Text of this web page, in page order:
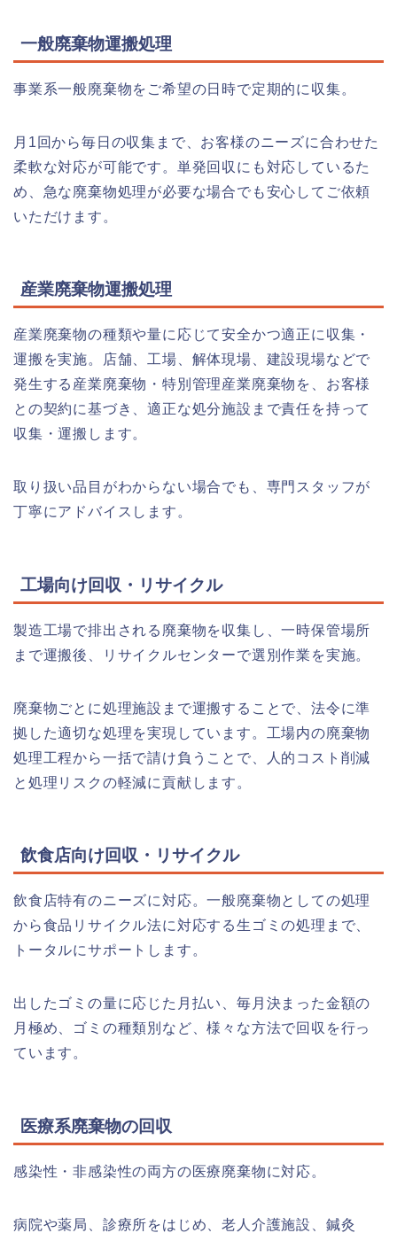
一般廃棄物運搬処理
事業系一般廃棄物をご希望の日時で定期的に収集。
月1回から毎日の収集まで、お客様のニーズに合わせた
柔軟な対応が可能です。単発回収にも対応しているた
め、急な廃棄物処理が必要な場合でも安心してご依頼
いただけます。
産業廃棄物運搬処理
産業廃棄物の種類や量に応じて安全かつ適正に収集・
運搬を実施。店舗、工場、解体現場、建設現場などで
発生する産業廃棄物・特別管理産業廃棄物を、お客様
との契約に基づき、適正な処分施設まで責任を持って
収集・運搬します。
取り扱い品目がわからない場合でも、専門スタッフが
丁寧にアドバイスします。
工場向け回収・リサイクル
製造工場で排出される廃棄物を収集し、一時保管場所
まで運搬後、リサイクルセンターで選別作業を実施。
廃棄物ごとに処理施設まで運搬することで、法令に準
拠した適切な処理を実現しています。工場内の廃棄物
処理工程から一括で請け負うことで、人的コスト削減
と処理リスクの軽減に貢献します。
飲食店向け回収・リサイクル
飲食店特有のニーズに対応。一般廃棄物としての処理
から食品リサイクル法に対応する生ゴミの処理まで、
トータルにサポートします。
出したゴミの量に応じた月払い、毎月決まった金額の
月極め、ゴミの種類別など、様々な方法で回収を行っ
ています。
医療系廃棄物の回収
感染性・非感染性の両方の医療廃棄物に対応。
病院や薬局、診療所をはじめ、老人介護施設、鍼灸